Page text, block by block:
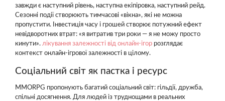
завжди є наступний рівень, наступна екіпіровка, наступний рейд.
Сезонні події створюють тимчасові «вікна», які не можна
пропустити. Інвестиція часу і грошей створює потужний ефект
невідворотних втрат: «я витратив три роки — я не можу просто
кинути». лікування залежності від онлайн-ігор розглядає
контекст онлайн-ігрової залежності в цілому.
Соціальний світ як пастка і ресурс
MMORPG пропонують багатий соціальний світ: гільдії, дружба,
спільні досягнення. Для людей із труднощами в реальних